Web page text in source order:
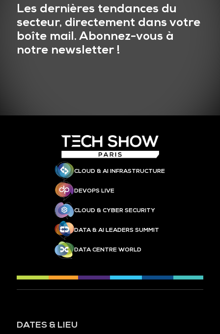
Les dernières tendances du
secteur, directement dans votre
boîte mail. Abonnez-vous à
notre newsletter !
CLOUD & AI INFRASTRUCTURE
DEVOPS LIVE
CLOUD & CYBER SECURITY
DATA & AI LEADERS SUMMIT
DATA CENTRE WORLD
DATES & LIEU